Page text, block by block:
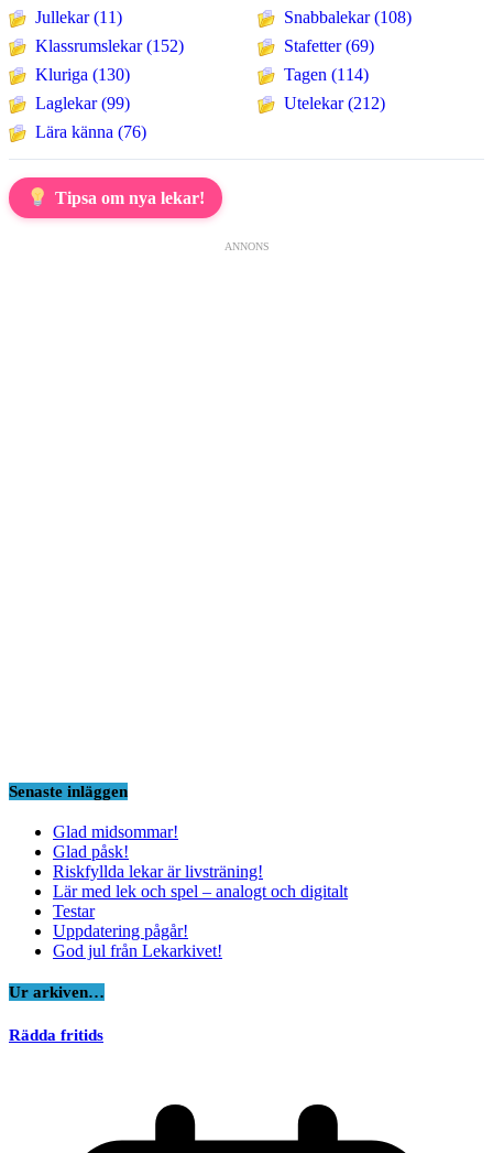
Jullekar (11)
Klassrumslekar (152)
Kluriga (130)
Laglekar (99)
Lära känna (76)
Snabbalekar (108)
Stafetter (69)
Tagen (114)
Utelekar (212)
Tipsa om nya lekar!
ANNONS
Senaste inläggen
Glad midsommar!
Glad påsk!
Riskfyllda lekar är livsträning!
Lär med lek och spel – analogt och digitalt
Testar
Uppdatering pågår!
God jul från Lekarkivet!
Ur arkiven…
Rädda fritids